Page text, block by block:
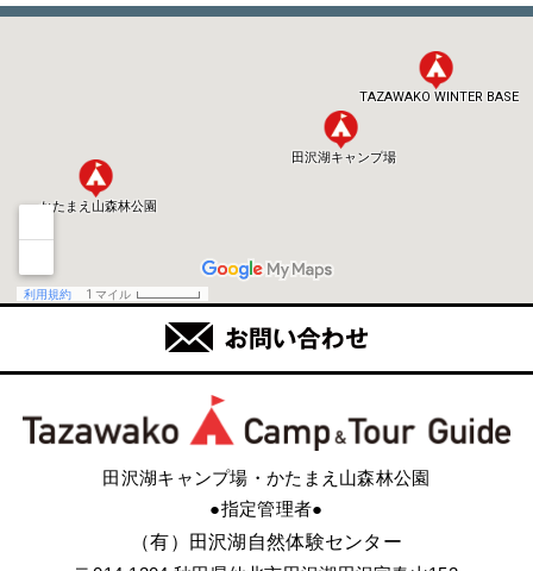
田沢湖キャンプ場・かたまえ山森林公園
●指定管理者●
（有）田沢湖自然体験センター